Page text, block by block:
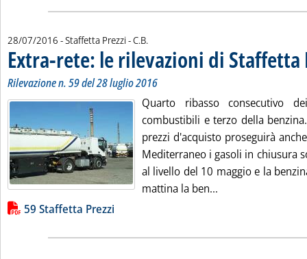
28/07/2016 - Staffetta Prezzi -di:
C.B.
Extra-rete: le rilevazioni di Staffetta
Rilevazione n. 59 del 28 luglio 2016
Quarto ribasso consecutivo
combustibili e terzo della
prezzi d'acquisto proseguirà
Mediterraneo i gasoli in chiusura
al livello del 10 maggio e la
mattina la ben...
Lista allegati PDF alla notizia
59 Staffetta Prezzi